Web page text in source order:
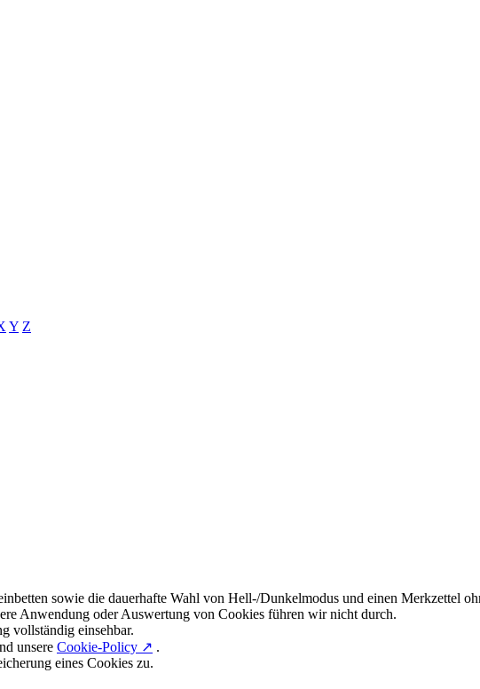
Y Z
sowie die dauerhafte Wahl von Hell-/Dunkelmodus und einen Merkzettel
Anwendung oder Auswertung von Cookies führen wir nicht durch.
vollständig einsehbar.
unsere Cookie-Policy ↗ .
eines Cookies zu.